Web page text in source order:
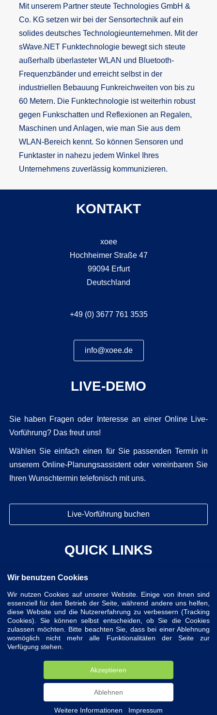
Mit unserem Partner steute Technologies GmbH &
Co. KG setzen wir bei der Sensortechnik auf ein
solides deutsches Technologieunternehmen. Mit der
sWave.NET Funktechnologie bewegt sich steute
außerhalb überlasteter WLAN und Bluetooth-
Frequenzbänder und erreicht selbst in der
industriellen Bebauung Funkreichweiten von bis zu
60 Metern. Die Funktechnologie ist weiterhin robust
gegen Funkschatten und Reflexionen an Regalen,
Maschinen und Anlagen, wie man Sie aus dem
WLAN-Bereich kennt. So können Sensoren und
Funktaster in nahezu jedem Winkel Ihres
Unternehmens zuverlässig kommunizieren.
KONTAKT
xoee
Hochheimer Straße 47
99094 Erfurt
Deutschland
+49 (0) 3677 761 3535
info@xoee.de
LIVE-DEMO
Sie haben Fragen oder Interesse an einer Online Live-
Vorführung? Das freut uns!
Wählen Sie einfach einen für Sie passenden Termin in
unserem Online-Planungsassistent oder vereinbaren Sie
Ihren Wunschtermin telefonisch mit uns.
Live-Vorführung buchen
QUICK LINKS
Service
Ressourcen
Preise
Kontakt
Erklärung zum Datenschutz
Cookie Einstellungen
Wir benutzen Cookies
Wir nutzen Cookies auf unserer Website. Einige von ihnen sind
essenziell für den Betrieb der Seite, während andere uns helfen,
diese Website und die Nutzererfahrung zu verbessern (Tracking
Cookies). Sie können selbst entscheiden, ob Sie die Cookies
zulassen möchten. Bitte beachten Sie, dass bei einer Ablehnung
womöglich nicht mehr alle Funktionalitäten der Seite zur
Verfügung stehen.
Akzeptieren
Ablehnen
Weitere Informationen Impressum